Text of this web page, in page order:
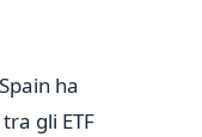
ha
gli ETF